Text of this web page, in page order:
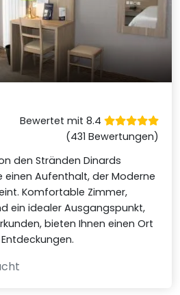
Bewertet mit 8.4
(431 Bewertungen)
den Stränden Dinards
einen Aufenthalt, der Moderne
Komfortable Zimmer,
ein idealer Ausgangspunkt,
bieten Ihnen einen Ort